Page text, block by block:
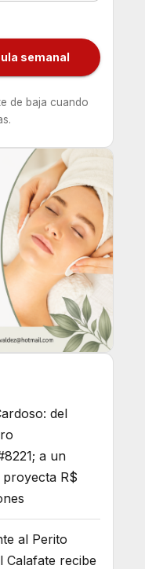
semanal
de baja cuando
del
a un
R$
al Perito
Calafate recibe